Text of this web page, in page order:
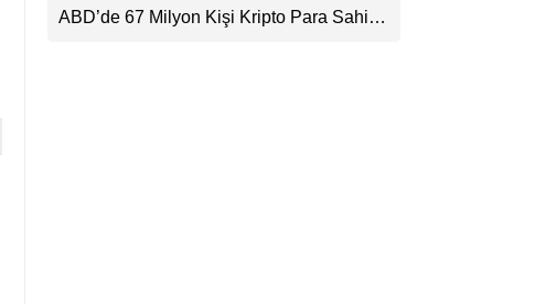
ABD’de 67 Milyon Kişi Kripto Para Sahibi: